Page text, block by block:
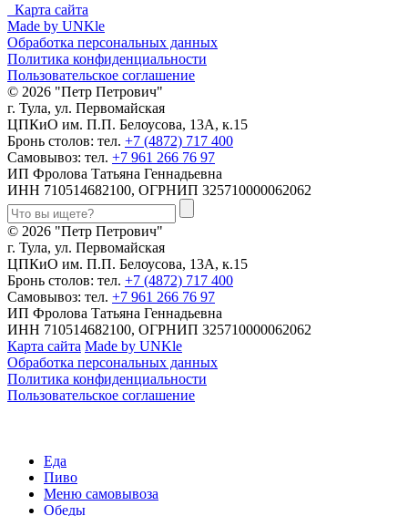
Карта сайта
Made by UNKle
Обработка персональных данных
Политика конфиденциальности
Пользовательское соглашение
© 2026 "Петр Петрович"
г. Тула, ул. Первомайская
ЦПКиО им. П.П. Белоусова, 13А, к.15
Бронь столов: тел. +7 (4872) 717 400
Самовывоз: тел. +7 961 266 76 97
ИП Фролова Татьяна Геннадьевна
ИНН 710514682100, ОГРНИП 325710000062062
© 2026 "Петр Петрович"
г. Тула, ул. Первомайская
ЦПКиО им. П.П. Белоусова, 13А, к.15
Бронь столов: тел. +7 (4872) 717 400
Самовывоз: тел. +7 961 266 76 97
ИП Фролова Татьяна Геннадьевна
ИНН 710514682100, ОГРНИП 325710000062062
Карта сайта Made by UNKle
Обработка персональных данных
Политика конфиденциальности
Пользовательское соглашение
Еда
Пиво
Меню самовывоза
Обеды